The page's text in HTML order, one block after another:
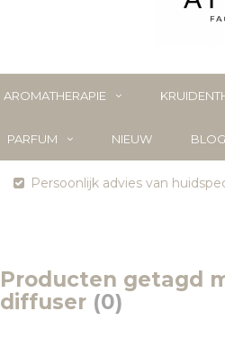
AROMATHERAPIE
PARFUM NIEUW BLOG
Persoonlijk advies van
Producten getagd
diffuser (0)